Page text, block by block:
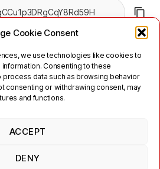
Cookie Consent
we use technologies like cookies to
Consenting to these
process data such as browsing behavior
consenting or withdrawing consent, may
and functions.
ACCEPT
DENY